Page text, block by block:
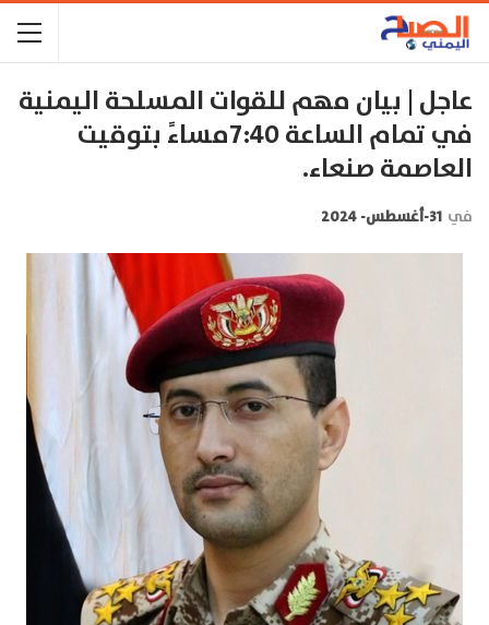
عاجل | ‏بيان مهم للقوات المسلحة اليمنية
في تمام الساعة 7:40مساءً بتوقيت
العاصمة صنعاء.
في 31-أغسطس- 2024